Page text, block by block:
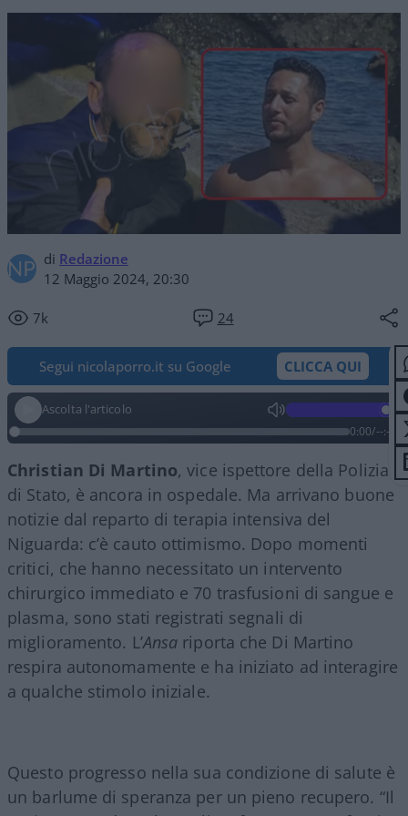
di Redazione
12 Maggio 2024, 20:30
7k 24
Segui nicolaporro.it su Google CLICCA QUI
Ascolta l'articolo
0:00/--:--
Christian Di Martino, vice ispettore della Polizia
di Stato, è ancora in ospedale. Ma arrivano buone
notizie dal reparto di terapia intensiva del
Niguarda: c’è cauto ottimismo. Dopo momenti
critici, che hanno necessitato un intervento
chirurgico immediato e 70 trasfusioni di sangue e
plasma, sono stati registrati segnali di
miglioramento. L’Ansa riporta che Di Martino
respira autonomamente e ha iniziato ad interagire
a qualche stimolo iniziale.
Questo progresso nella sua condizione di salute è
un barlume di speranza per un pieno recupero. “Il